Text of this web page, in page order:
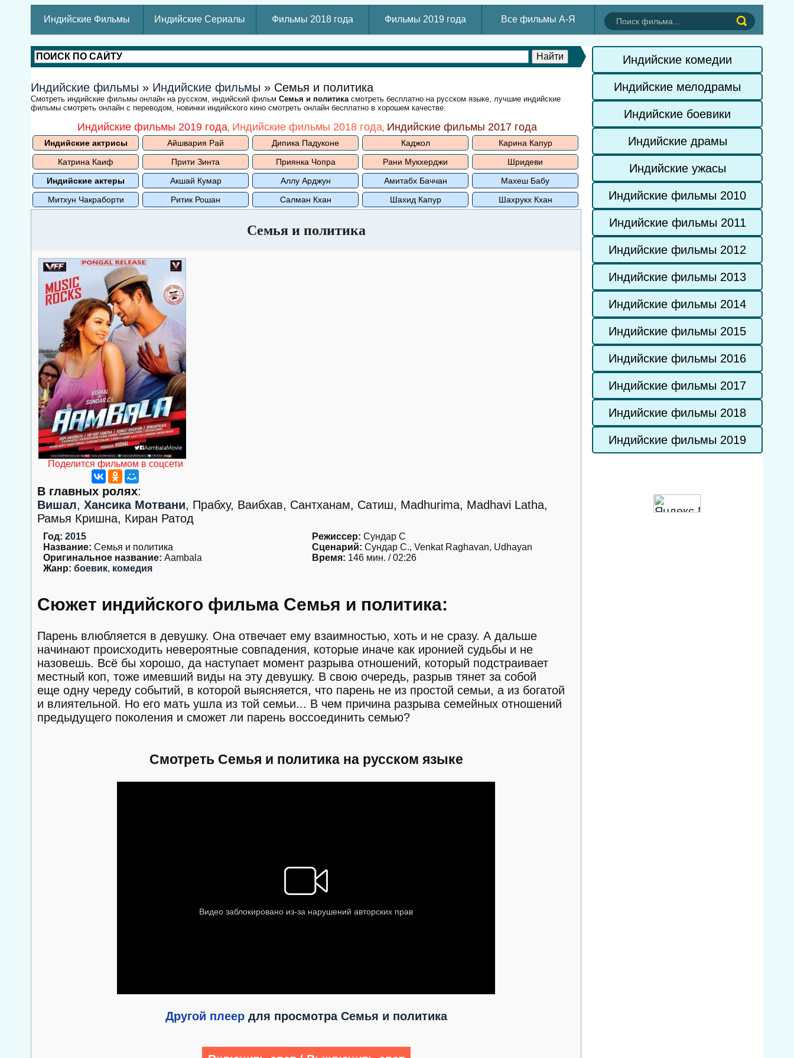
Индийские Фильмы Индийские Сериалы Фильмы 2018 года Фильмы 2019 года Все фильмы А-Я
Индийские фильмы » Индийские фильмы » Семья и политика
Смотреть индийские фильмы онлайн на русском, индийский фильм Семья и политикасмотреть бесплатно на русском языке, лучшие индийские
фильмы смотреть онлайн с переводом, новинки индийского кино смотреть онлайн бесплатно в хорошем качестве.
Индийские фильмы 2019 года, Индийские фильмы 2018 года, Индийские фильмы 2017 года
Индийские актрисы Айшвария Рай Дипика Падуконе Каджол
Карина Капур
Катрина Каиф
Прити Зинта Приянка Чопра Рани Мукхерджи
Шридеви
Индийские актеры
Акшай Кумар Аллу Арджун Амитабх Баччан
Махеш Бабу
Митхун Чакраборти
Ритик Рошан Салман Кхан Шахид Капур Шахрукх Кхан
Семья и политика
Поделится фильмом в соцсети
В главных ролях:
Вишал, Хансика Мотвани, Прабху, Ваибхав, Сантханам, Сатиш, Madhurima, Madhavi Latha,
Рамья Кришна, Киран Ратод
Год: 2015
Название: Семья и политика
Оригинальное название: Aambala
Жанр: боевик, комедия
Режиссер: Сундар С
Сценарий: Сундар С., Venkat Raghavan, Udhayan
Время: 146 мин. / 02:26
Сюжет индийского фильма Семья и политика:
Парень влюбляется в девушку. Она отвечает ему взаимностью, хоть и не сразу. А дальше
начинают происходить невероятные совпадения, которые иначе как иронией судьбы и не
назовешь. Всё бы хорошо, да наступает момент разрыва отношений, который подстраивает
местный коп, тоже имевший виды на эту девушку. В свою очередь, разрыв тянет за собой
еще одну череду событий, в которой выясняется, что парень не из простой семьи, а из богатой
и влиятельной. Но его мать ушла из той семьи... В чем причина разрыва семейных отношений
предыдущего поколения и сможет ли парень воссоединить семью?
Смотреть Семья и политика на русском языке
Другой плеердля просмотра Семья и политика
Индийские комедии
Индийские мелодрамы
Индийские боевики
Индийские драмы
Индийские ужасы
Индийские фильмы 2010
Индийские фильмы 2011
Индийские фильмы 2012
Индийские фильмы 2013
Индийские фильмы 2014
Индийские фильмы 2015
Индийские фильмы 2016
Индийские фильмы 2017
Индийские фильмы 2018
Индийские фильмы 2019